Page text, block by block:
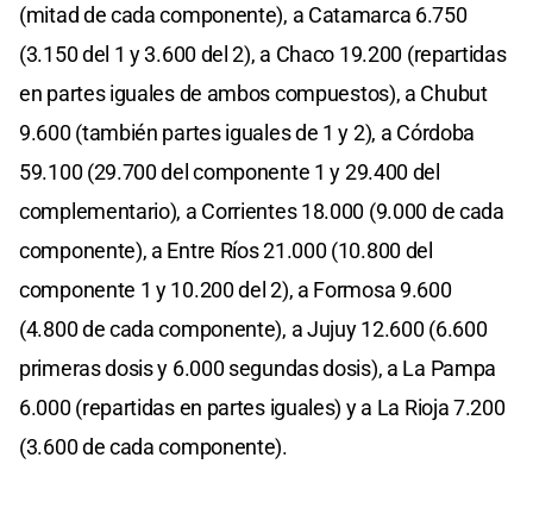
(mitad de cada componente), a Catamarca 6.750
(3.150 del 1 y 3.600 del 2), a Chaco 19.200 (repartidas
en partes iguales de ambos compuestos), a Chubut
9.600 (también partes iguales de 1 y 2), a Córdoba
59.100 (29.700 del componente 1 y 29.400 del
complementario), a Corrientes 18.000 (9.000 de cada
componente), a Entre Ríos 21.000 (10.800 del
componente 1 y 10.200 del 2), a Formosa 9.600
(4.800 de cada componente), a Jujuy 12.600 (6.600
primeras dosis y 6.000 segundas dosis), a La Pampa
6.000 (repartidas en partes iguales) y a La Rioja 7.200
(3.600 de cada componente).